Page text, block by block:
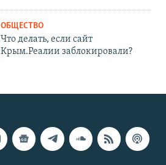
ОБЩЕСТВО
Что делать, если сайт
Крым.Реалии заблокировали?